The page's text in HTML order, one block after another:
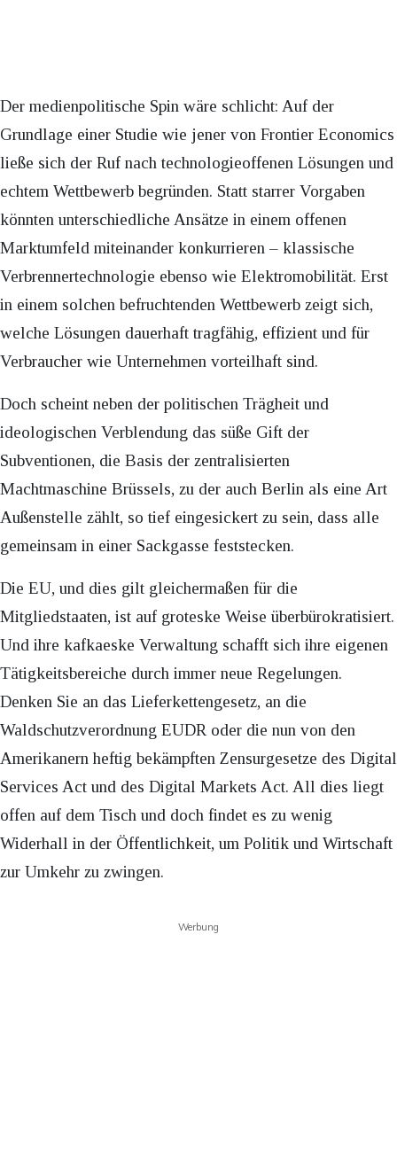
Der medienpolitische Spin wäre schlicht: Auf der
Grundlage einer Studie wie jener von Frontier Economics
ließe sich der Ruf nach technologieoffenen Lösungen und
echtem Wettbewerb begründen. Statt starrer Vorgaben
könnten unterschiedliche Ansätze in einem offenen
Marktumfeld miteinander konkurrieren – klassische
Verbrennertechnologie ebenso wie Elektromobilität. Erst
in einem solchen befruchtenden Wettbewerb zeigt sich,
welche Lösungen dauerhaft tragfähig, effizient und für
Verbraucher wie Unternehmen vorteilhaft sind.
Doch scheint neben der politischen Trägheit und
ideologischen Verblendung das süße Gift der
Subventionen, die Basis der zentralisierten
Machtmaschine Brüssels, zu der auch Berlin als eine Art
Außenstelle zählt, so tief eingesickert zu sein, dass alle
gemeinsam in einer Sackgasse feststecken.
Die EU, und dies gilt gleichermaßen für die
Mitgliedstaaten, ist auf groteske Weise überbürokratisiert.
Und ihre kafkaeske Verwaltung schafft sich ihre eigenen
Tätigkeitsbereiche durch immer neue Regelungen.
Denken Sie an das Lieferkettengesetz, an die
Waldschutzverordnung EUDR oder die nun von den
Amerikanern heftig bekämpften Zensurgesetze des Digital
Services Act und des Digital Markets Act. All dies liegt
offen auf dem Tisch und doch findet es zu wenig
Widerhall in der Öffentlichkeit, um Politik und Wirtschaft
zur Umkehr zu zwingen.
Werbung